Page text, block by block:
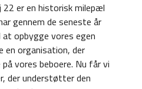
er en historisk milepæl
gennem de seneste år
opbygge vores egen
en organisation, der
vores beboere. Nu får vi
der understøtter den